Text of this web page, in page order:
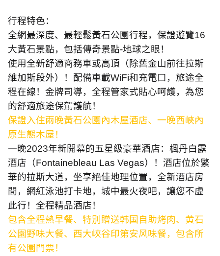
行程特色：
全網最深度、最輕鬆黃石公園行程，保證遊覽16
大黃石景點，包括傳奇景點-地球之眼！
使用全新舒適商務車或高頂（除舊金山前往拉斯
維加斯段外）！配備車載WiFi和充電口，旅途全
程在線！金牌司導，全程管家式貼心呵護，為您
的舒適旅途保駕護航！
保證入住兩晚黃石公園內木屋酒店、一晚西峽內
原生態木屋！
一晚2023年新開幕的五星級豪華酒店：楓丹白露
酒店（Fontainebleau Las Vegas）！酒店位於繁
華的拉斯大道，坐享絕佳地理位置，全新酒店房
間，網紅泳池打卡地，城中最火夜吧，讓您不虛
此行！全程精品酒店！
包含全程熱早餐、特別贈送韩国自助烤肉、黄石
公園野味大餐、西大峽谷印第安风味餐，包含所
有公園門票！